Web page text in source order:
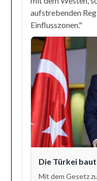
aufstrebenden
Einflusszonen."
Die Türkei
Mit dem Gesetz